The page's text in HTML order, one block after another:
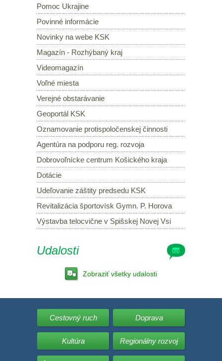
Pomoc Ukrajine
Povinné informácie
Novinky na webe KSK
Magazín - Rozhýbaný kraj
Videomagazín
Voľné miesta
Verejné obstarávanie
Geoportál KSK
Oznamovanie protispoločenskej činnosti
Agentúra na podporu reg. rozvoja
Dobrovoľnícke centrum Košického kraja
Dotácie
Udeľovanie záštity predsedu KSK
Revitalizácia športovísk Gymn. P. Horova
Výstavba telocvične v Spišskej Novej Vsi
Udalosti
Zobraziť všetky udalosti
Cestovný ruch Doprava
Kultúra Regionálny rozvoj